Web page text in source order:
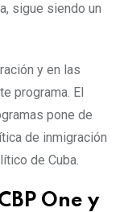
sigue siendo un
y en las
programa. El
pone de
de inmigración
de Cuba.
One y